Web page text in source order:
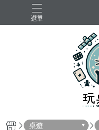
選單
桌遊